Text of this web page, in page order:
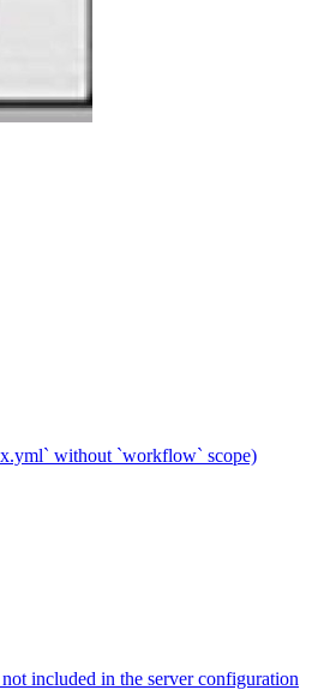
without `workflow` scope)
included in the server configuration